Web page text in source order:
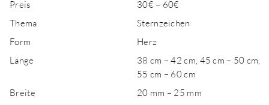
Preis
30€ – 60€
Thema
Sternzeichen
Form
Herz
Länge
38 cm – 42 cm, 45 cm – 50 cm,
55 cm – 60 cm
Breite
20 mm – 25 mm